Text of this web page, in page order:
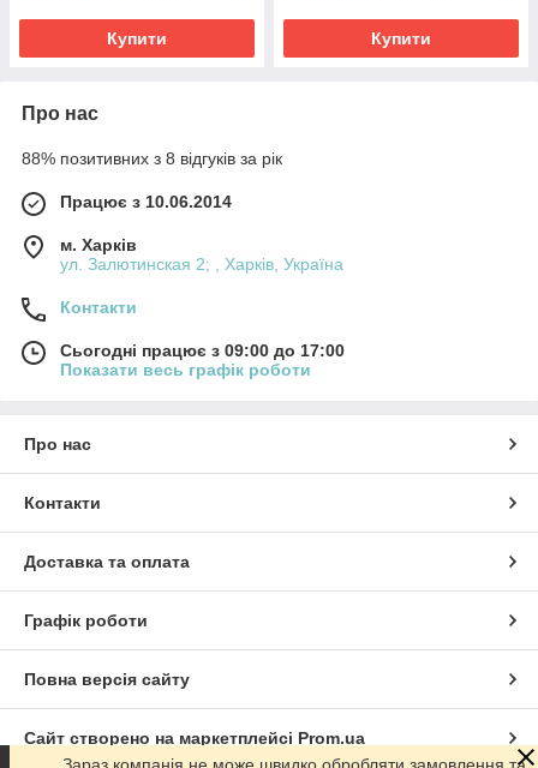
Купити Купити
Про нас
88% позитивних з 8 відгуків за рік
Працює з 10.06.2014
м. Харків
ул. Залютинская 2; , Харків, Україна
Контакти
Сьогодні працює з 09:00 до 17:00
Показати весь графік роботи
Про нас
Контакти
Доставка та оплата
Графік роботи
Повна версія сайту
Сайт створено на маркетплейсі Prom.ua